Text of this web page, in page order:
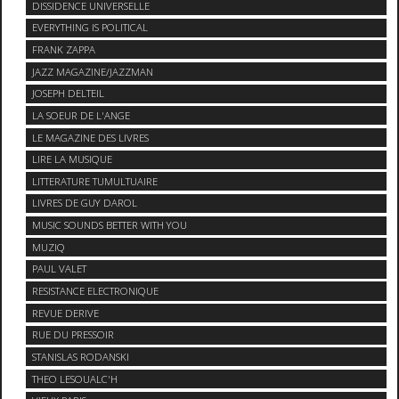
DISSIDENCE UNIVERSELLE
EVERYTHING IS POLITICAL
FRANK ZAPPA
JAZZ MAGAZINE/JAZZMAN
JOSEPH DELTEIL
LA SOEUR DE L'ANGE
LE MAGAZINE DES LIVRES
LIRE LA MUSIQUE
LITTERATURE TUMULTUAIRE
LIVRES DE GUY DAROL
MUSIC SOUNDS BETTER WITH YOU
MUZIQ
PAUL VALET
RESISTANCE ELECTRONIQUE
REVUE DERIVE
RUE DU PRESSOIR
STANISLAS RODANSKI
THEO LESOUALC'H